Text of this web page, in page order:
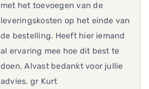
met het toevoegen van de
leveringskosten op het einde van
de bestelling. Heeft hier iemand
al ervaring mee hoe dit best te
doen. Alvast bedankt voor jullie
advies. gr Kurt